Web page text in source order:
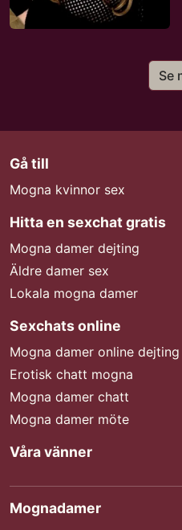
Se
Gå till
Mogna kvinnor sex
Hitta en sexchat gratis
Mogna damer dejting
Äldre damer sex
Lokala mogna damer
Sexchats online
Mogna damer online dejting
Erotisk chatt mogna
Mogna damer chatt
Mogna damer möte
Våra vänner
Mognadamer